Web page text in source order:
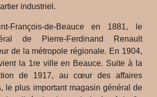
industriel.
François-de-Beauce en 1881, le
de Pierre-Ferdinand Renault
de la métropole régionale. En 1904,
la 1re ville en Beauce. Suite à la
de 1917, au cœur des affaires
le plus important magasin général de